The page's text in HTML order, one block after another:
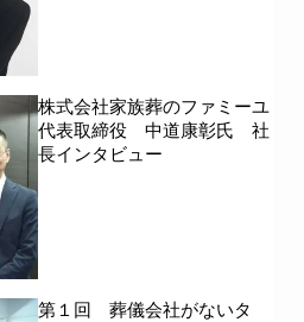
株式会社家族葬のファミーユ
代表取締役 中道康彰氏 社
長インタビュー
第１回 葬儀会社がないタ